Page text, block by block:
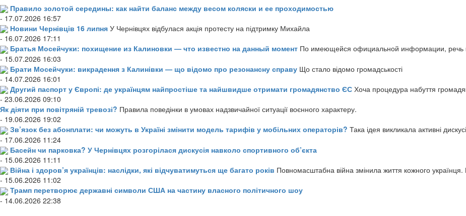
Правило золотой середины: как найти баланс между весом коляски и ее проходимостью
- 17.07.2026 16:57
Новини Чернівців 16 липня У Чернівцях відбулася акція протесту на підтримку Михайла
- 16.07.2026 17:11
Братья Мосейчуки: похищение из Калиновки — что известно на данный момент По имеющейся официальной информации, речь
- 15.07.2026 16:03
Брати Мосейчуки: викрадення з Калинівки — що відомо про резонансну справу Що стало відомо громадськості
- 14.07.2026 16:01
Другий паспорт у Європі: де українцям найпростіше та найшвидше отримати громадянство ЄС Хоча процедура набуття
- 23.06.2026 09:10
Як діяти при повітряній тревозі? Правила поведінки в умовах надзвичайної ситуації воєнного характеру.
- 19.06.2026 19:02
Зв’язок без абонплати: чи можуть в Україні змінити модель тарифів у мобільних операторів? Така ідея викликала активні
- 17.06.2026 11:24
Басейн чи парковка? У Чернівцях розгорілася дискусія навколо спортивного об’єкта
- 15.06.2026 11:11
Війна і здоров’я українців: наслідки, які відчуватимуться ще багато років Повномасштабна війна змінила життя кожного
- 15.06.2026 11:02
Трамп перетворює державні символи США на частину власного політичного шоу
- 14.06.2026 22:38